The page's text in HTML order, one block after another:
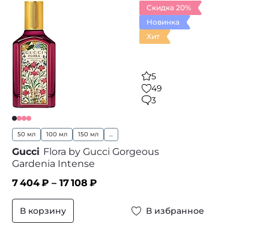
Скидка 20%
Новинка
Хит
5
49
3
50 мл 100 мл 150 мл ...
Gucci Flora by Gucci Gorgeous
Gardenia Intense
7 404₽ – 17 108 ₽
В корзину В избранное